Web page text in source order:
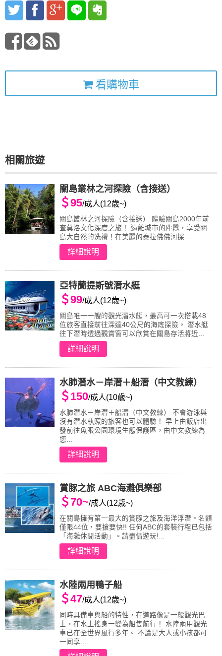
看購物車
相關旅遊
關島叢林之河探險（含接送）
＄95/成人(12歳~)
關島叢林之河探險（含接送） 體驗關島2000年前
查莫洛文化深度之旅！ 遠離城市的塵囂，享受關
島大自然的洗禮！在美麗的泰拉佛佛河探...
詳細說明
亞特蘭提斯號潛水艇
＄99/成人(12歳~)
關島唯一一艘的觀光潛水艇，最高可一次搭載48
位旅客直接前往深達40公尺的海底探險。 潛水艇
往下潛時透過觀賞窗可以欣賞在關島存活將近...
詳細說明
水肺潛水－岸潛＋船潛（中文教練）
＄150/成人(10歳~)
水肺潛水－岸潛＋船潛（中文教練） 不會游泳與
沒有潛水執照的旅客也可以體驗！ 早上由飯店出
發前往魚眼公園環境生態保護區，由中文教練為
您...
詳細說明
賞豚之旅 ABC海灘俱樂部
＄70~/成人(12歳~)
在關島擁有第一最大的賞豚之旅及海洋浮潛。名額
僅限44位，要搶要快!! 任何ABC的套裝行程已包括
「海灘休閒活動」。請盡情遊玩!...
詳細說明
水陸兩用鴨子船
＄47/成人(12歳~)
同時具備車與船的特性，在道路像是一般觀光巴
士，在水上搖身一變為船隻航行！ 水陸兩用觀光
車已在全世界風行多年。 不論是大人或小孩都可
一同享...